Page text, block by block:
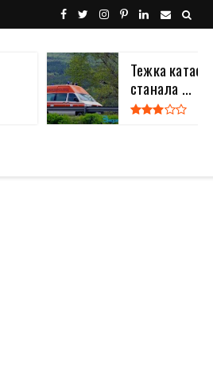
Тежка
станала ...